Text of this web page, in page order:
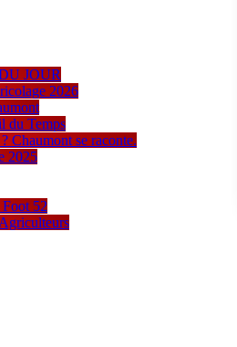
JOUR
2026
du Temps
Chaumont se raconte.
2025
52